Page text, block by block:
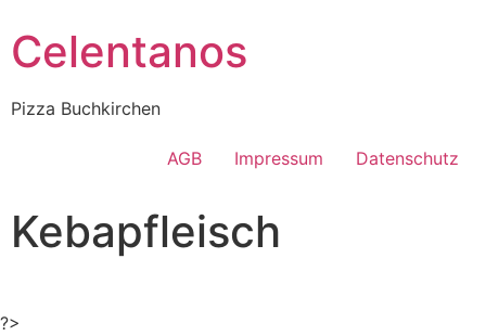
Celentanos
Pizza Buchkirchen
AGB Impressum Datenschutz
Kebapfleisch
?>